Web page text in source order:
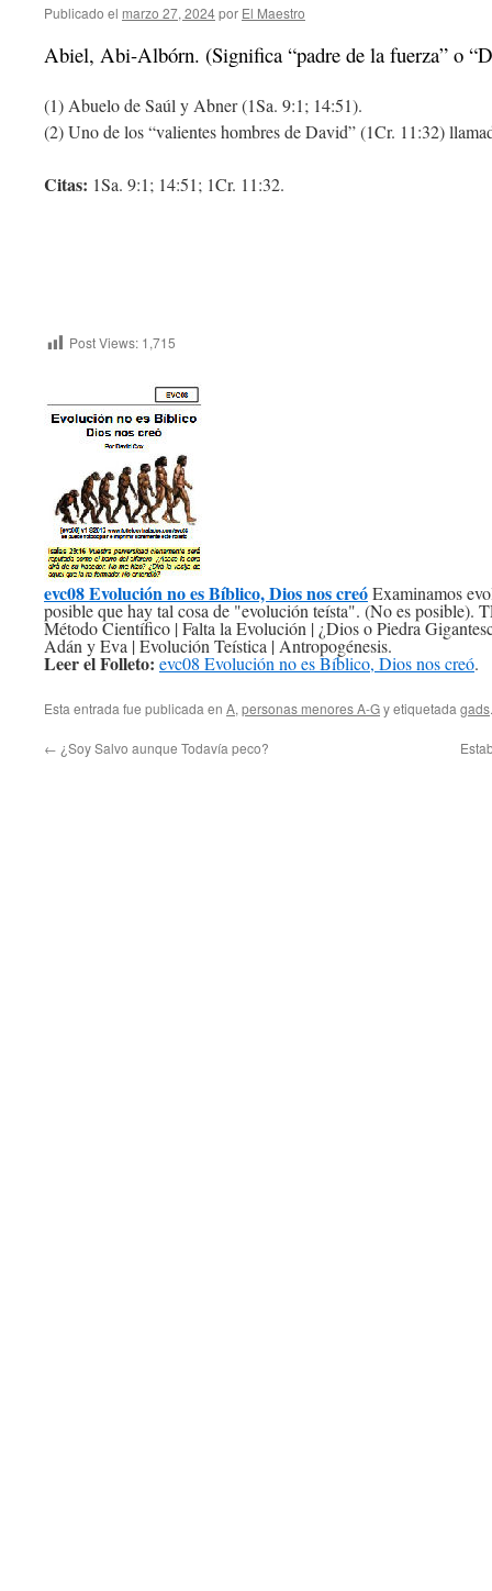
Publicado el marzo 27, 2024por El Maestro
Abiel, Abi-Albórn. (Significa “padre de la fuerza” o
(1) Abuelo de Saúl y Abner (1Sa. 9:1; 14:51).
(2) Uno de los “valientes hombres de David” (1Cr. 11:32)
Citas: 1Sa. 9:1; 14:51; 1Cr. 11:32.
Post Views: 1,715
evc08 Evolución no es Bíblico, Dios nos creóExaminamos
posible que hay tal cosa de "evolución teísta". (No es posible).
Método Científico | Falta la Evolución | ¿Dios o Piedra
Adán y Eva | Evolución Teística | Antropogénesis.
Leer el Folleto: evc08 Evolución no es Bíblico, Dios nos creó.
Esta entrada fue publicada en A, personas menores A-Gy etiquetada gads
← ¿Soy Salvo aunque Todavía peco?